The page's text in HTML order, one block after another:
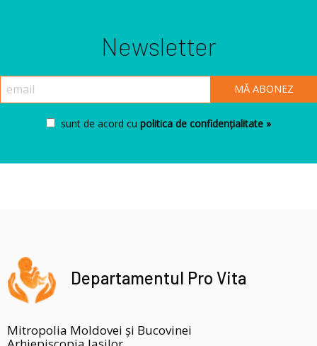
Newsletter
sunt de acord cu politica de confidențialitate »
Departamentul Pro Vita
Mitropolia Moldovei și Bucovinei